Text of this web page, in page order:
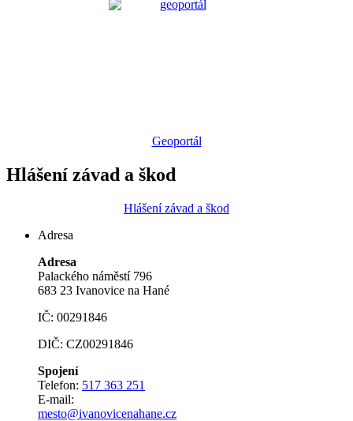
Geoportál
Hlášení závad a škod
Hlášení závad a škod
Adresa
Adresa
Palackého náměstí 796
683 23 Ivanovice na Hané
IČ: 00291846
DIČ: CZ00291846
Spojení
Telefon: 517 363 251
E-mail:
mesto@ivanovicenahane.cz